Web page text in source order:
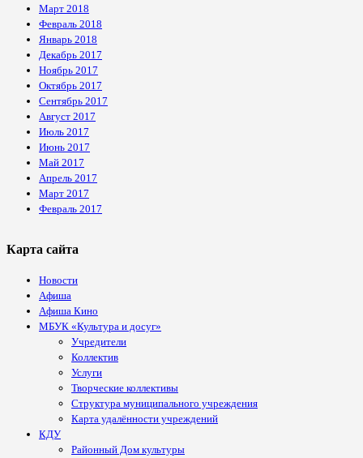
Март 2018
Февраль 2018
Январь 2018
Декабрь 2017
Ноябрь 2017
Октябрь 2017
Сентябрь 2017
Август 2017
Июль 2017
Июнь 2017
Май 2017
Апрель 2017
Март 2017
Февраль 2017
Карта сайта
Новости
Афиша
Афиша Кино
МБУК «Культура и досуг»
Учредители
Коллектив
Услуги
Творческие коллективы
Структура муниципального учреждения
Карта удалённости учреждений
КДУ
Районный Дом культуры